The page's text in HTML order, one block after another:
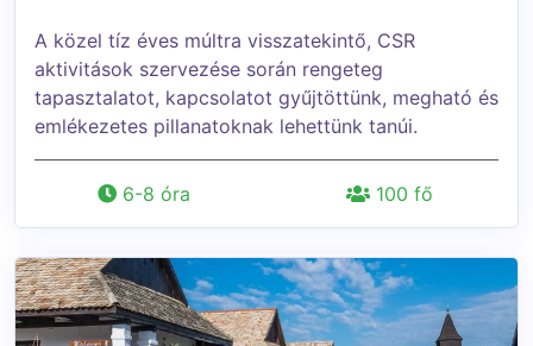
A közel tíz éves múltra visszatekintő, CSR
aktivitások szervezése során rengeteg
tapasztalatot, kapcsolatot gyűjtöttünk, megható és
emlékezetes pillanatoknak lehettünk tanúi.
6-8 óra 100 fő